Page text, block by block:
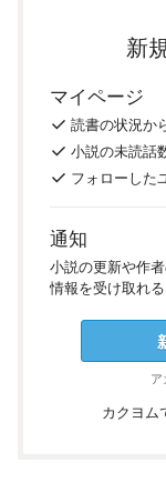
新
マイページ
読書の状況か
小説の未読話
フォローした
通知
小説の更新や作
情報を受け取れる
カクヨム